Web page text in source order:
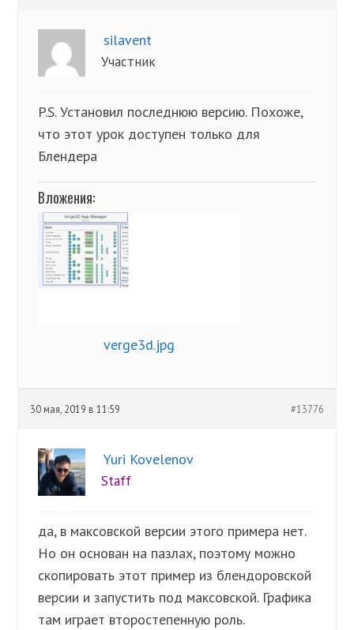
silavent
Участник
P.S. Установил последнюю версию. Похоже,
что этот урок доступен только для
Блендера
Вложения:
verge3d.jpg
30 мая, 2019 в 11:59 #13776
Yuri Kovelenov
Staff
да, в максовской версии этого примера нет.
Но он основан на пазлах, поэтому можно
скопировать этот пример из блендоровской
версии и запустить под максовской. Графика
там играет второстепенную роль.